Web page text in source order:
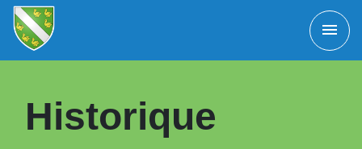
menu
Historique